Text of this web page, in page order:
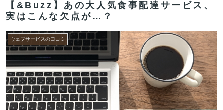
【&Buzz】あの大人気食事配達サービス、
実はこんな欠点が…？
ウェブサービスの口コミ